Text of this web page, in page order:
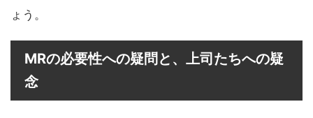
ょう。
MRの必要性への疑問と、上司たちへの疑
念